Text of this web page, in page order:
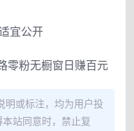
宜公开
零粉无橱窗日赚百元
明或标注，均为用户投
站同意时，禁止复